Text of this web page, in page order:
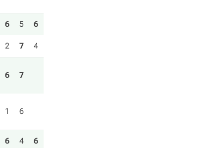
6 5 6
2 7 4
6 7
1 6
6 4 6